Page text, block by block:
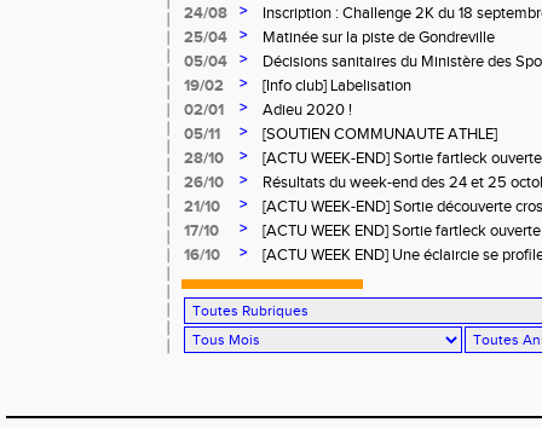
24/08
>
Inscription : Challenge 2K du 18
25/04
>
Matinée sur la piste de Gondreville
05/04
>
Décisions sanitaires du Ministère des
19/02
>
[Info club] Labelisation
02/01
>
Adieu 2020 !
05/11
>
[SOUTIEN COMMUNAUTE ATHLE]
28/10
>
[ACTU WEEK-END] Sortie fartleck
runners.
26/10 >
Résultats du week-end des 24 et 25
21/10
>
[ACTU WEEK-END] Sortie découverte
et tous runners.
17/10 >
[ACTU WEEK END] Sortie fartleck
runners.
16/10 >
[ACTU WEEK END] Une éclaircie se